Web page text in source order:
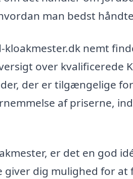
man bedst
kloakmester.dk nemt
over kvalificerede
der er tilgængelige
af priserne,
er det en god
giver dig mulighed for